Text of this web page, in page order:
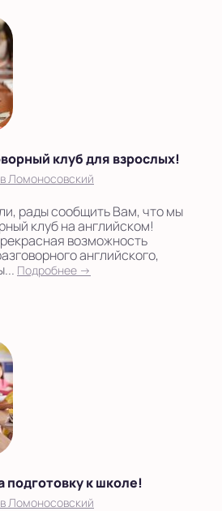
клуб для взрослых!
Ломоносовский
рады сообщить Вам, что мы
клуб на английском!
возможность
английского,
Подробнее →
подготовку к школе!
Ломоносовский